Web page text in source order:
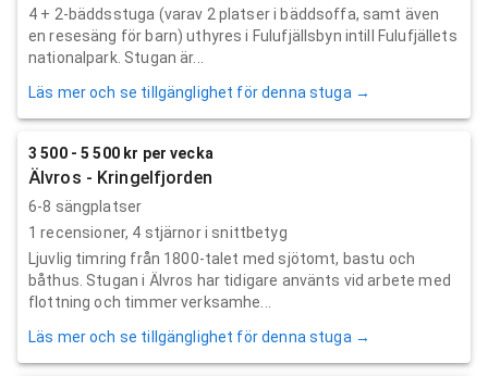
4 + 2-bäddsstuga (varav 2 platser i bäddsoffa, samt även
en resesäng för barn) uthyres i Fulufjällsbyn intill Fulufjällets
nationalpark. Stugan är...
Läs mer och se tillgänglighet för denna stuga →
3 500 - 5 500 kr per vecka
Älvros - Kringelfjorden
6-8 sängplatser
1 recensioner, 4 stjärnor i snittbetyg
Ljuvlig timring från 1800-talet med sjötomt, bastu och
båthus. Stugan i Älvros har tidigare använts vid arbete med
flottning och timmer verksamhe...
Läs mer och se tillgänglighet för denna stuga →